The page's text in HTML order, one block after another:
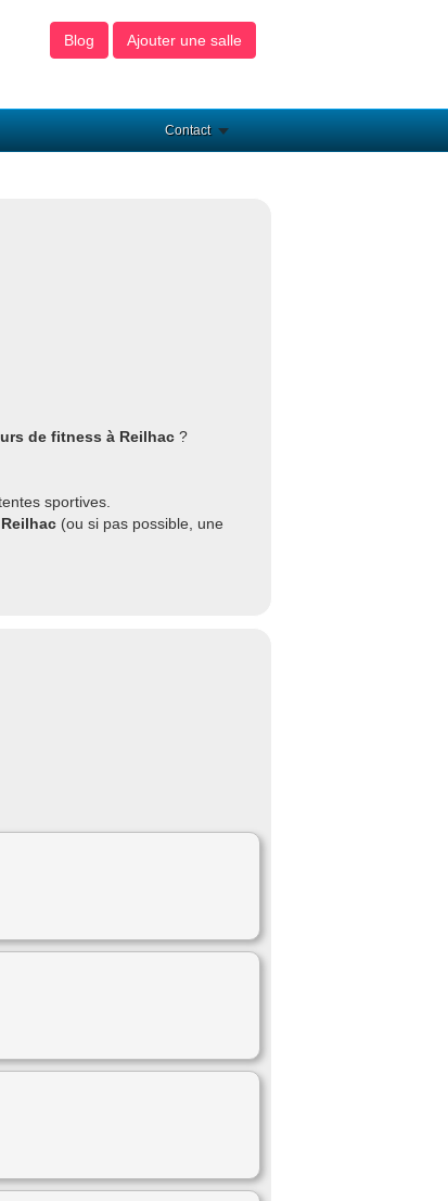
Blog Ajouter une salle
Contact
de fitness à Reilhac ?
sportives.
(ou si pas possible, une